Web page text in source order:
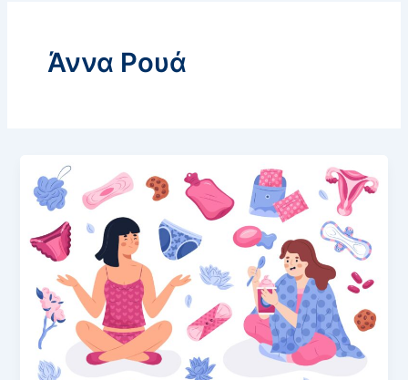
Άννα Ρουά